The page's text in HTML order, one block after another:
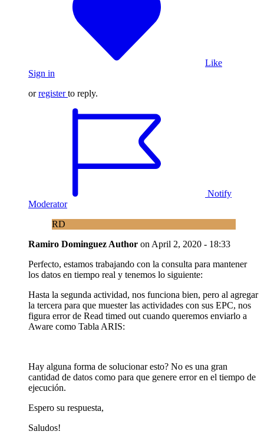
Like
Sign in
orregister to reply.
Notify
Moderator
RD
Ramiro Dominguez Author on April 2, 2020 - 18:33
Perfecto, estamos trabajando con la consulta para mantener
los datos en tiempo real y tenemos lo siguiente:
Hasta la segunda actividad, nos funciona bien, pero al agregar
la tercera para que muester las actividades con sus EPC, nos
figura error de Read timed out cuando queremos enviarlo a
Aware como Tabla ARIS:
Hay alguna forma de solucionar esto? No es una gran
cantidad de datos como para que genere error en el tiempo de
ejecución.
Espero su respuesta,
Saludos!